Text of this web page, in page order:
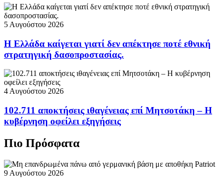
5 Αυγούστου 2026
Η Ελλάδα καίγεται γιατί δεν απέκτησε ποτέ εθνική
στρατηγική δασοπροστασίας.
4 Αυγούστου 2026
102.711 αποκτήσεις ιθαγένειας επί Μητσοτάκη – Η
κυβέρνηση οφείλει εξηγήσεις
Πιο Πρόσφατα
9 Αυγούστου 2026